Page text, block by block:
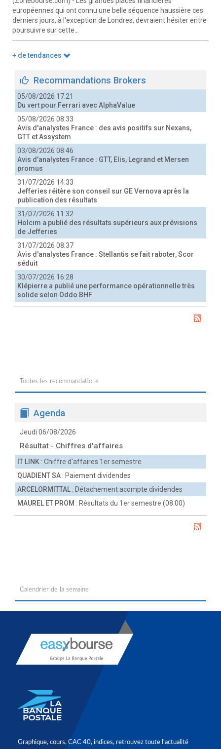
européennes qui ont connu une belle séquence haussière ces
derniers jours, à l'exception de Londres, devraient hésiter entre
poursuivre sur cette...
+ de tendances
Recommandations Brokers
05/08/2026 17:21
Du vert pour Ferrari avec AlphaValue
05/08/2026 08:33
Avis d'analystes France : des avis positifs sur Nexans,
GTT et Assystem
03/08/2026 08:46
Avis d'analystes France : GTT, Elis, Legrand et Mersen
promus
31/07/2026 14:33
Jefferies réitère son conseil sur GE Vernova après la
publication des résultats
31/07/2026 11:32
Holcim a publié des résultats supérieurs aux prévisions
de Jefferies
31/07/2026 08:37
Avis d'analystes France : Stellantis se fait raboter, Scor
séduit
30/07/2026 16:28
Klépierre a publié une performance opérationnelle très
solide selon Oddo BHF
Toutes les recommandations
Agenda
Jeudi 06/08/2026
Résultat - Chiffres d'affaires
IT LINK : Chiffre d'affaires 1er semestre
QUADIENT SA : Paiement dividendes
ARCELORMITTAL : Détachement acompte dividendes
MAUREL ET PROM : Résultats du 1er semestre (08:00)
Calendrier de la semaine
Graphique, cours, CAC 40, indices, retrouvez toute l'actualité